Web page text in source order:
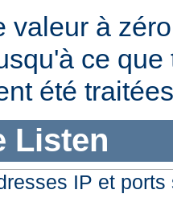
valeur à
ce
été
Listen
IP et